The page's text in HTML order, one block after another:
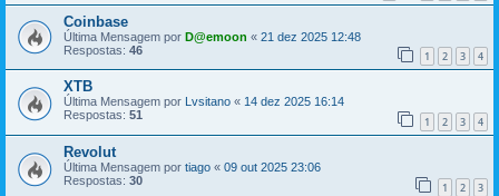
Coinbase
Última Mensagem por D@emoon « 21 dez 2025 12:48
Respostas: 46 1 2 3 4
XTB
Última Mensagem por Lvsitano « 14 dez 2025 16:14
Respostas: 51 1 2 3 4
Revolut
Última Mensagem por tiago « 09 out 2025 23:06
Respostas: 30 1 2 3